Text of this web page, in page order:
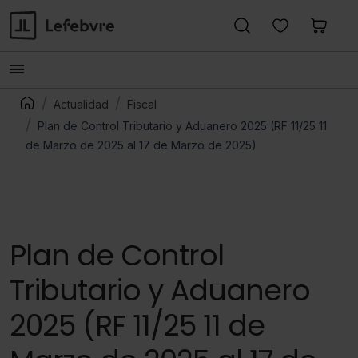
Actualidad
Fiscal
Plan de Control Tributario y Aduanero 2025 (RF 11/25 11
de Marzo de 2025 al 17 de Marzo de 2025)
Plan de Control
Tributario y Aduanero
2025 (RF 11/25 11 de